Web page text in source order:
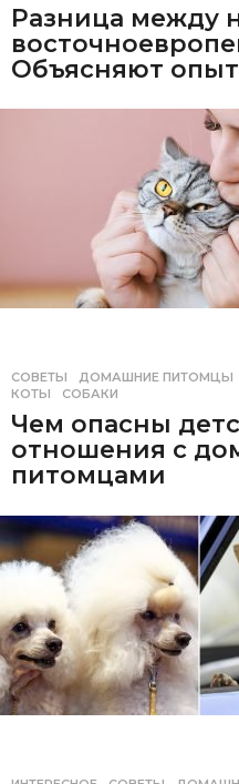
Разница между
Объясняют
СОВЕТЫ ДОМАШНИЕ ПИТОМЦЫ
КОТЫ
,СОБАКИ
Чем опасны
отношения с
питомцами